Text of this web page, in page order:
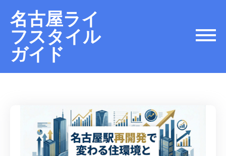
名古屋ライ
フスタイル
ガイド